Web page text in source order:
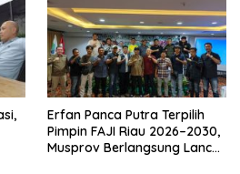
Erfan Panca Putra Terpilih
Pimpin FAJI Riau 2026–2030,
Musprov Berlangsung Lancar